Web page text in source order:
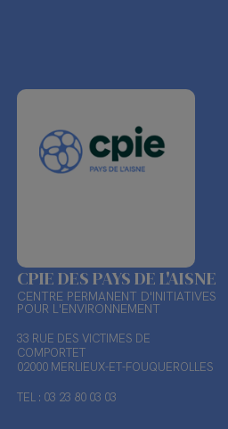
CPIE DES PAYS DE L'AISNE
CENTRE PERMANENT D'INITIATIVES
POUR L'ENVIRONNEMENT
33 RUE DES VICTIMES DE
COMPORTET
02000 MERLIEUX-ET-FOUQUEROLLES
TEL : 03 23 80 03 03